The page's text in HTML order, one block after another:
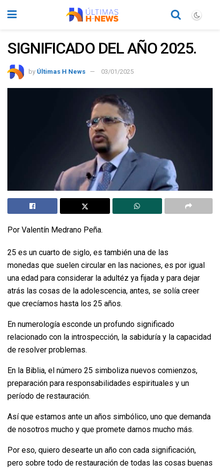
SIGNIFICADO DEL AÑO 2025.
by Últimas H News 03/01/2025
Por Valentín Medrano Peña.
25 es un cuarto de siglo, es también una de las
monedas que suelen circular en las naciones, es por igual
una edad para considerar la adultéz ya fijada y para dejar
atrás las cosas de la adolescencia, antes, se solía creer
que crecíamos hasta los 25 años.
En numerología esconde un profundo significado
relacionado con la introspección, la sabiduría y la capacidad
de resolver problemas.
En la Biblia, el número 25 simboliza nuevos comienzos,
preparación para responsabilidades espirituales y un
período de restauración.
Así que estamos ante un años simbólico, uno que demanda
de nosotros mucho y que promete darnos mucho más.
Por eso, quiero desearte un año con cada significación,
pero sobre todo de restauración de todas las cosas buenas